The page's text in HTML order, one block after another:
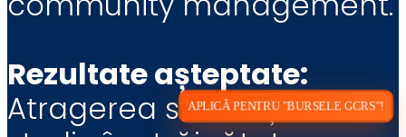
APLICĂ PENTRU "BURSELE GCRS"!
Rezultate așteptate:
Atragerea studenților la